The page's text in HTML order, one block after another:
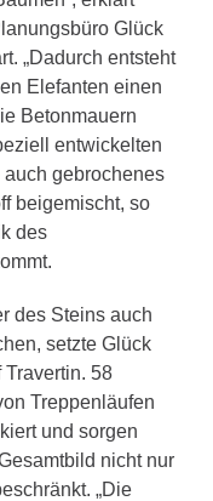
Glück
„Dadurch entsteht
Elefanten einen
Betonmauern
entwickelten
gebrochenes
beigemischt, so
des
des Steins auch
setzte Glück
58
Treppenläufen
und sorgen
nicht nur
„Die